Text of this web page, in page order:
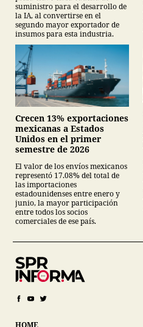
suministro para el desarrollo de
la IA, al convertirse en el
segundo mayor exportador de
insumos para esta industria.
Crecen 13% exportaciones
mexicanas a Estados
Unidos en el primer
semestre de 2026
El valor de los envíos mexicanos
representó 17.08% del total de
las importaciones
estadounidenses entre enero y
junio, la mayor participación
entre todos los socios
comerciales de ese país.
HOME